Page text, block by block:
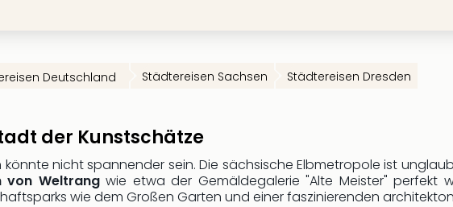
Deutschland Städtereisen Sachsen Städtereisen Dresden
der Kunstschätze
könnte nicht spannender sein. Die sächsische Elbmetropole ist
von Weltrangwie etwa der Gemäldegalerie "Alte Meister" perfekt
wie dem Großen Garten und einer faszinierenden